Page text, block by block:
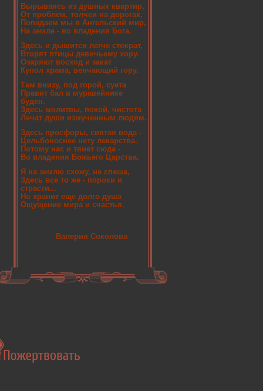
Вырываясь из душных квартир,
От проблем, толчеи на дорогах,
Попадаем мы в Ангельский мир,
На земле - во владения Бога.
Здесь и дышится легче стократ,
Вторят птицы девичьему хору.
Озаряют восход и закат
Купол храма, венчающий гору.
Там внизу, под горой, суета
Правит бал в муравейнике
буден.
Здесь молитвы, покой, чистота
Лечат души измученным людям.
Здесь просфоры, святая вода -
Цельбоноснее нету лекарства.
Потому нас и тянет сюда -
Во владения Божьего Царства.
Я на землю схожу, не спеша,
Здесь все то же - пороки и
страсти...
Но хранит еще долго душа
Ощущение мира и счастья.
Валерия Соколова